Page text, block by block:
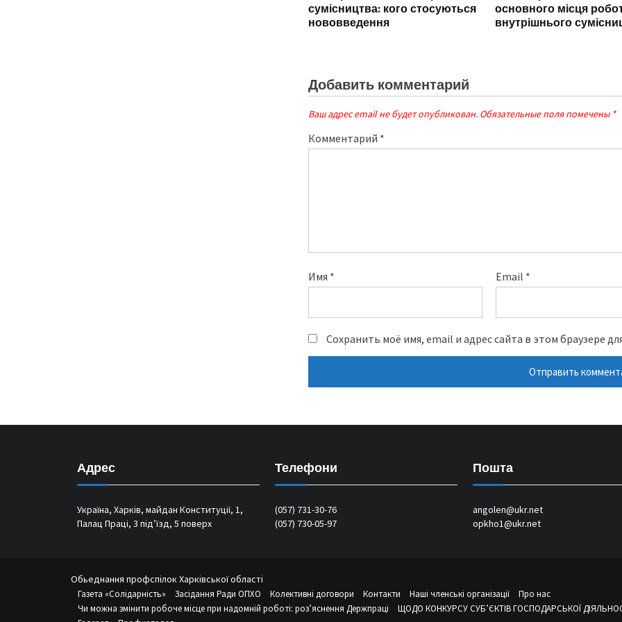
сумісництва: кого стосуються
нововведення
основного місця
внутрішнього
Добавить комментарий
Ваш адрес email не будет опубликован. Обязательные поля помечены *
Комментарий *
Имя * Email *
Сохранить моё имя, email и адрес сайта в этом браузере
Адрес
Україна, Харків, майдан Конституції, 1,
Палац Праці, 3 під’їзд, 5 поверх
Телефони
(057) 731-30-76
(057) 730-05-97
Пошта
angolen@ukr.net
opkho1@ukr.net
Обьеднання профспілок Харківської області
Газета «Солідарність» Засідання Ради ОПХО Колективні договори Контакти Наші членські організації
Про нас
Чи можна змінити робоче місце при надомній роботі: роз’яснення Держпраці
ЩОДО КОНКУРСУ СУБ’ЄКТІВ ГОСПОДАРСЬКОЇ